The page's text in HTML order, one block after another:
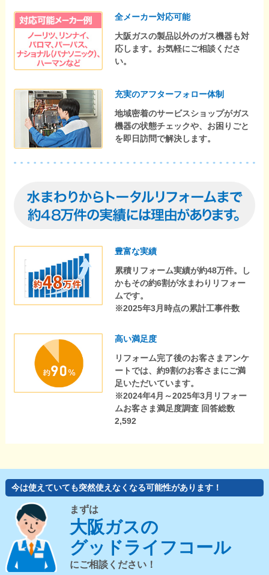
全メーカー対応可能
大阪ガスの製品以外のガス機器も対
応します。お気軽にご相談くださ
い。
充実のアフターフォロー体制
地域密着のサービスショップがガス
機器の状態チェックや、お困りごと
を即日訪問で解決します。
豊富な実績
累積リフォーム実績が約48万件。し
かもその約6割が水まわりリフォー
ムです。
※2025年3月時点の累計工事件数
高い満足度
リフォーム完了後のお客さまアンケ
ートでは、約9割のお客さまにご満
足いただいています。
※2024年4月～2025年3月リフォー
ムお客さま満足度調査 回答総数
2,592
今は使えていても突然使えなくなる可能性があります！
まずは
大阪ガスの
グッドライフコール
にご相談ください！